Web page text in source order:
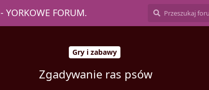
FORUM.
Gry i zabawy
Zgadywanie ras psów